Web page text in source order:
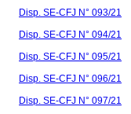
Disp. SE-CFJ N° 093/21
Disp. SE-CFJ N° 094/21
Disp. SE-CFJ N° 095/21
Disp. SE-CFJ N° 096/21
Disp. SE-CFJ N° 097/21